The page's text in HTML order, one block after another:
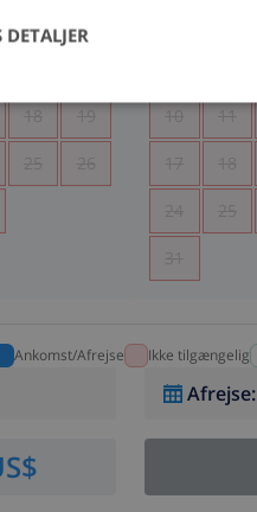
18 19
25 26
10 11
17 18
24 25
31
Ankomst/Afrejse Ikke tilgængelig
Afrejse:
DETALJER